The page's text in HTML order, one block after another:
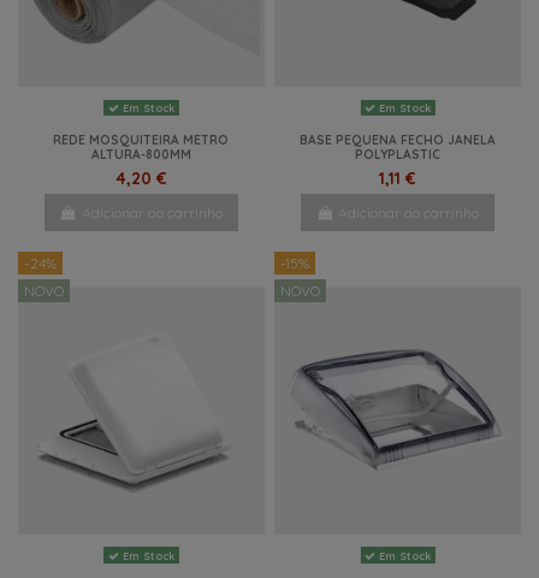
Em Stock
REDE MOSQUITEIRA METRO
ALTURA-800MM
4,20 €
Adicionar ao carrinho
Em Stock
BASE PEQUENA FECHO JANELA
POLYPLASTIC
1,11 €
Adicionar ao carrinho
-24%
NOVO
Em Stock
-15%
NOVO
Em Stock